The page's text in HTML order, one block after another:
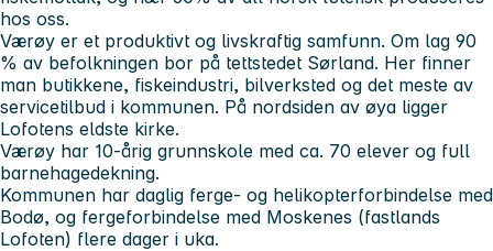
hos oss.
Værøy er et produktivt og livskraftig samfunn. Om lag 90
% av befolkningen bor på tettstedet Sørland. Her finner
man butikkene, fiskeindustri, bilverksted og det meste av
servicetilbud i kommunen. På nordsiden av øya ligger
Lofotens eldste kirke.
Værøy har 10-årig grunnskole med ca. 70 elever og full
barnehagedekning.
Kommunen har daglig ferge- og helikopterforbindelse med
Bodø, og fergeforbindelse med Moskenes (fastlands
Lofoten) flere dager i uka.